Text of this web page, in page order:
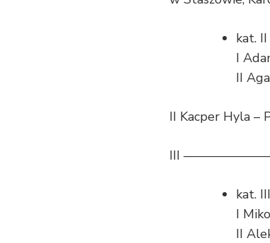
kat.
I
II
II Kacper Hyla –
III
kat.
I
II